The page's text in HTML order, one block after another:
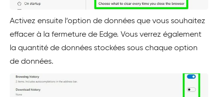
Activez ensuite l’option de données que vous souhaitez
effacer à la fermeture de Edge. Vous verrez également
la quantité de données stockées sous chaque option
de données.